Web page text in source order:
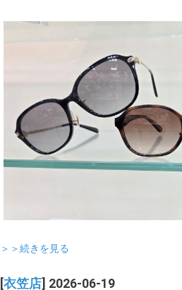
＞＞続きを見る
[衣笠店] 2026-06-19